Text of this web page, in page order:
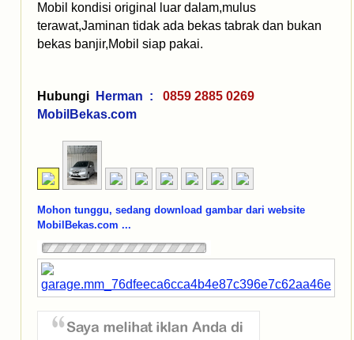
Mobil kondisi original luar dalam,mulus
terawat,Jaminan tidak ada bekas tabrak dan bukan
bekas banjir,Mobil siap pakai.
Hubungi Herman :
0859 2885 0269
MobilBekas.com
Mohon tunggu, sedang download gambar dari website
MobilBekas.com ...